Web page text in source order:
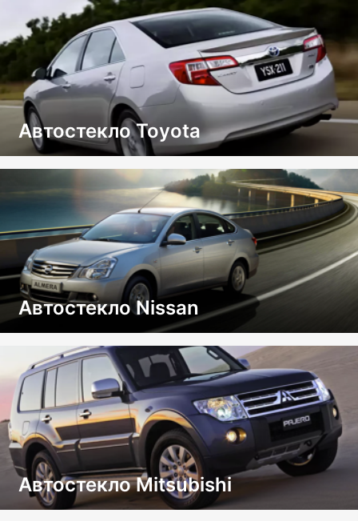
Автостекло Toyota
Автостекло Nissan
Автостекло Mitsubishi